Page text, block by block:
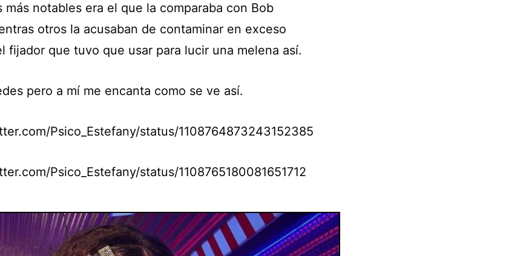
más notables era el que la comparaba con Bob
otros la acusaban de contaminar en exceso
fijador que tuvo que usar para lucir una melena así.
pero a mí me encanta como se ve así.
Psico_Estefany/status/1108764873243152385
Psico_Estefany/status/1108765180081651712